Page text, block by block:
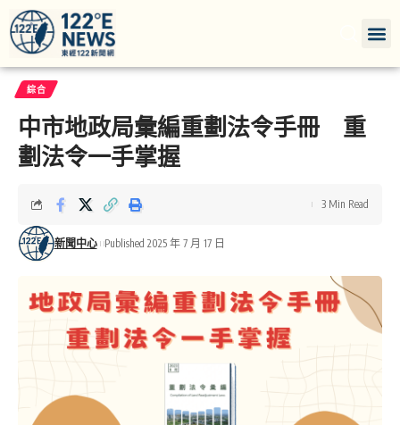
綜合
中市地政局彙編重劃法令手冊 重
劃法令一手掌握
新聞中心 Published 2025 年 7 月 17 日
3 Min Read